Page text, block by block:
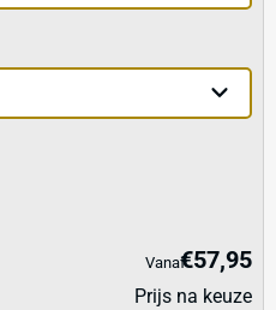
Vanaf€57,95
Prijs na keuze